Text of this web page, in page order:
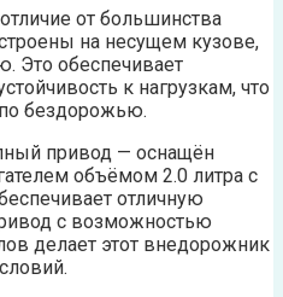
от большинства
на несущем кузове,
Это обеспечивает
к нагрузкам, что
бездорожью.
привод — оснащён
объёмом 2.0 литра с
отличную
с возможностью
делает этот внедорожник